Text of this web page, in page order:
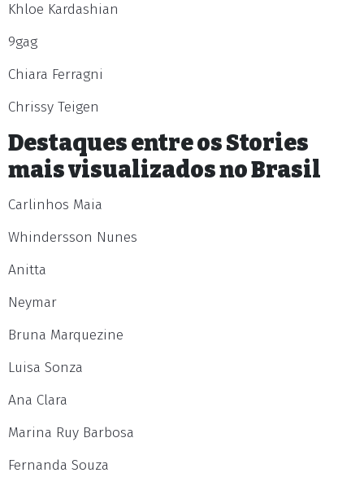
Khloe Kardashian
9gag
Chiara Ferragni
Chrissy Teigen
Destaques entre os Stories
mais visualizados no Brasil
Carlinhos Maia
Whindersson Nunes
Anitta
Neymar
Bruna Marquezine
Luisa Sonza
Ana Clara
Marina Ruy Barbosa
Fernanda Souza